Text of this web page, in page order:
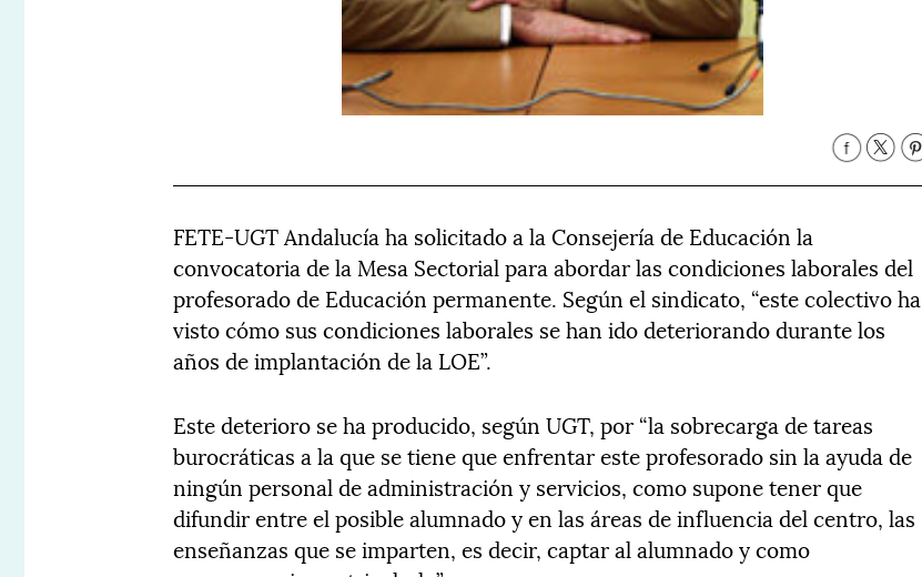
FETE-UGT Andalucía ha solicitado a la Consejería de Educación la
convocatoria de la Mesa Sectorial para abordar las condiciones laborales del
profesorado de Educación permanente. Según el sindicato, “este colectivo ha
visto cómo sus condiciones laborales se han ido deteriorando durante los
años de implantación de la LOE”.
Este deterioro se ha producido, según UGT, por “la sobrecarga de tareas
burocráticas a la que se tiene que enfrentar este profesorado sin la ayuda de
ningún personal de administración y servicios, como supone tener que
difundir entre el posible alumnado y en las áreas de influencia del centro, las
enseñanzas que se imparten, es decir, captar al alumnado y como